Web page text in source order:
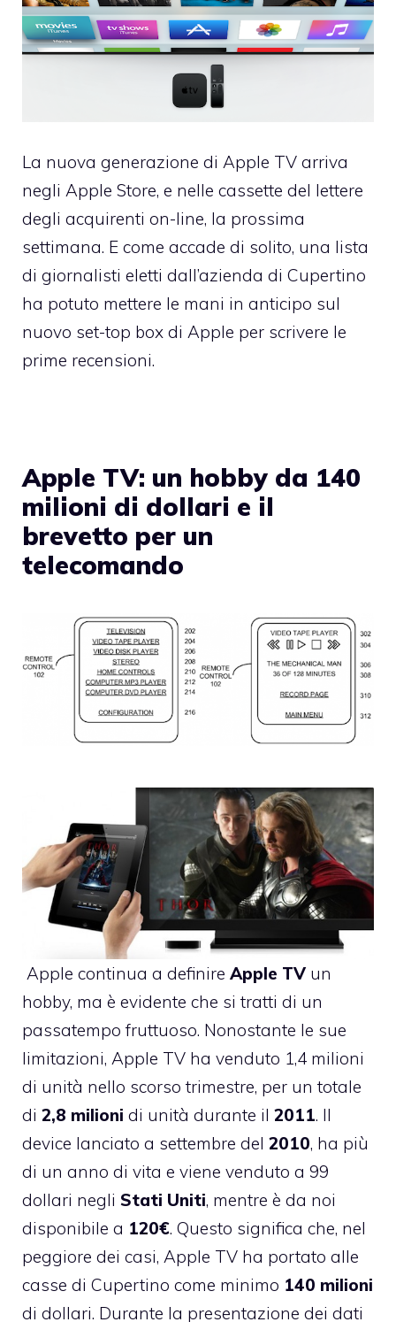
La nuova generazione di Apple TV arriva
negli Apple Store, e nelle cassette del lettere
degli acquirenti on-line, la prossima
settimana. E come accade di solito, una lista
di giornalisti eletti dall’azienda di Cupertino
ha potuto mettere le mani in anticipo sul
nuovo set-top box di Apple per scrivere le
prime recensioni.
Apple TV: un hobby da 140
milioni di dollari e il
brevetto per un
telecomando
Apple continua a definire Apple TV un
hobby, ma è evidente che si tratti di un
passatempo fruttuoso. Nonostante le sue
limitazioni, Apple TV ha venduto 1,4 milioni
di unità nello scorso trimestre, per un totale
di 2,8 milioni di unità durante il 2011. Il
device lanciato a settembre del 2010, ha più
di un anno di vita e viene venduto a 99
dollari negli Stati Uniti, mentre è da noi
disponibile a 120€. Questo significa che, nel
peggiore dei casi, Apple TV ha portato alle
casse di Cupertino come minimo 140 milioni
di dollari. Durante la presentazione dei dati